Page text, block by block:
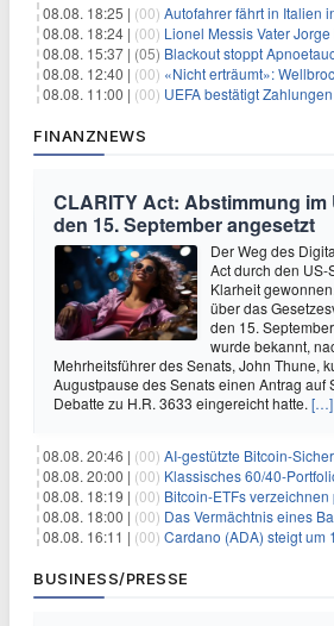
08.08. 18:25 | (00) Autofahrer fährt in Italien
08.08. 18:24 | (00) Lionel Messis Vater Jorge im
08.08. 15:37 | (05) Blackout stoppt
08.08. 12:40 | (00) «Nicht erträumt»: Wellbrock
08.08. 11:00 | (00) UEFA bestätigt Zahlungen an
FINANZNEWS
CLARITY Act: Abstimmung im
den 15. September angesetzt
Der Weg des
Act durch den US-
Klarheit
über das
den 15.
wurde bekannt,
Mehrheitsführer des Senats, John Thune,
Augustpause des Senats einen Antrag auf
Debatte zu H.R. 3633 eingereicht hatte. […]
08.08. 20:46 | (00) AI-gestützte Bitcoin-Sicherheitskampagne
08.08. 20:00 | (00) Klassisches 60/40-Portfolio am Ende?
08.08. 18:19 | (00) Bitcoin-ETFs verzeichnen perfekte
08.08. 18:00 | (00) Das Vermächtnis eines Bankiers: Wie Johann
08.08. 16:11 | (00) Cardano (ADA) steigt um 18% in einer
BUSINESS/PRESSE